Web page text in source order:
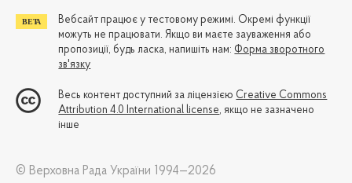
Вебсайт працює у тестовому режимі. Окремі функції
можуть не працювати. Якщо ви маєте зауваження або
пропозиції, будь ласка, напишіть нам: Форма зворотного
зв'язку
Весь контент доступний за ліцензією Creative Commons
Attribution 4.0 International license, якщо не зазначено
інше
© Верховна Рада України 1994—2026